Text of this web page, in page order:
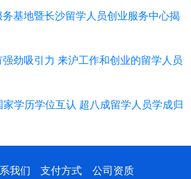
基地暨长沙留学人员创业服务中心揭
强劲吸引力 来沪工作和创业的留学人员
学历学位互认 超八成留学人员学成归
我们 支付方式 公司资质